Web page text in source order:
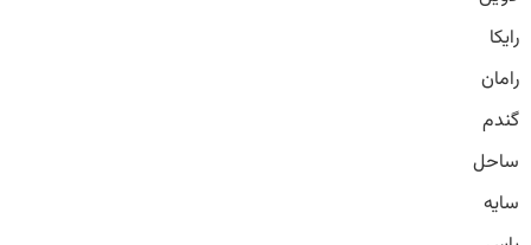
رایکا
رامان
گندم
ساحل
سایه